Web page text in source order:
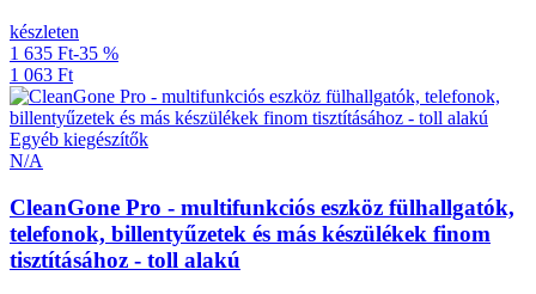
készleten
1 635 Ft-35 %
1 063 Ft
Egyéb kiegészítők
N/A
CleanGone Pro - multifunkciós eszköz fülhallgatók,
telefonok, billentyűzetek és más készülékek finom
tisztításához - toll alakú